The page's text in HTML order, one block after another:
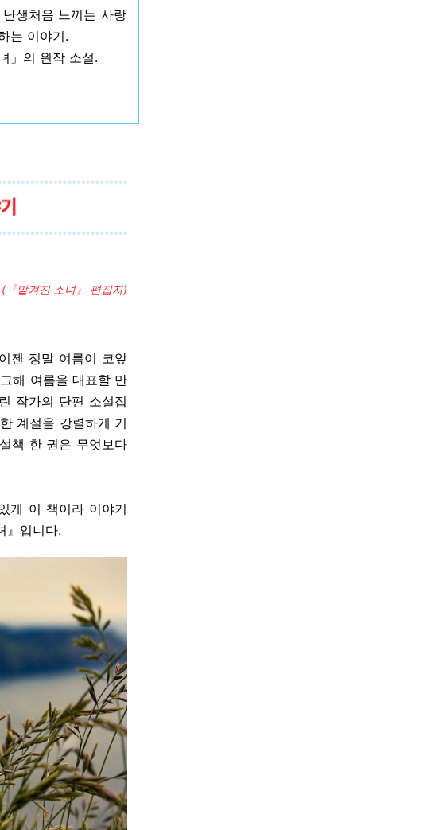
생처음 느끼는 사랑
는 이야기.
」의 원작 소설.
『맡겨진 소녀』 편집자)
젠 정말 여름이 코앞
해 여름을 대표할 만
작가의 단편 소설집
한 계절을 강렬하게 기
책 한 권은 무엇보다
게 이 책이라 이야기
』입니다.